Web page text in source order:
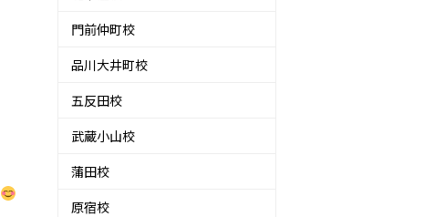
門前仲町校
品川大井町校
五反田校
武蔵小山校
蒲田校
原宿校